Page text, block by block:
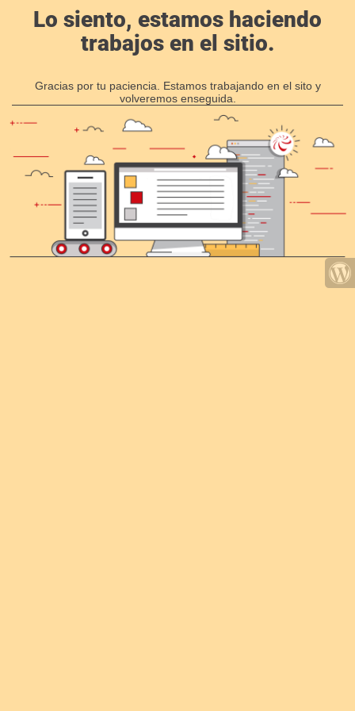
Lo siento, estamos haciendo
trabajos en el sitio.
Gracias por tu paciencia. Estamos trabajando en el sito y
volveremos enseguida.